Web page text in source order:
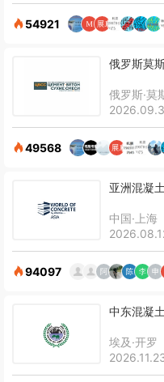
54921
俄罗斯莫
俄罗斯·莫
49568
亚洲混凝
中国·上海
94097
中东混凝
埃及·开罗